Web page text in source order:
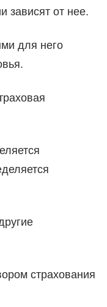
зависят от нее.
для него
страхования